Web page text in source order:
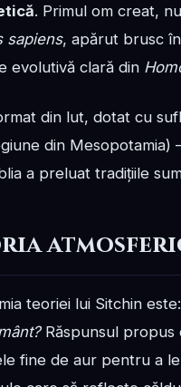
. Primul om creat,
sapiens, apărut brusc
evolutivă clară din
din lut, dotat cu
din
a preluat tradițiile
teoriei lui Sitchin
Răspunsul propus
fine de aur pentru a